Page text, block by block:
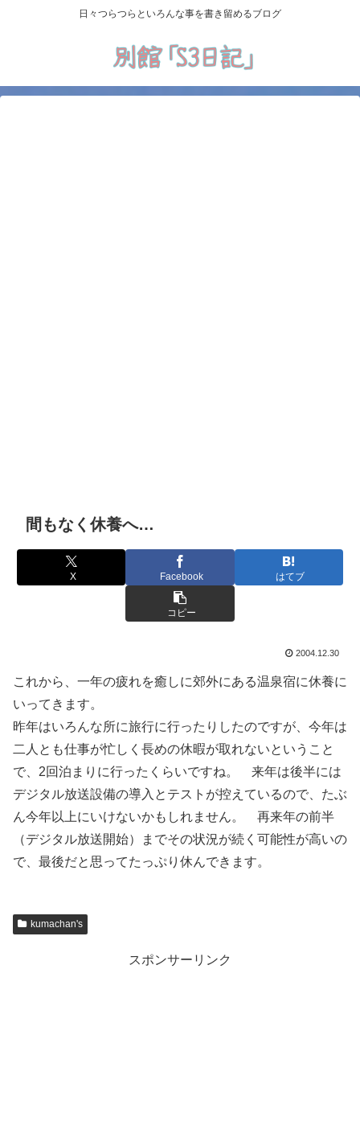
日々つらつらといろんな事を書き留めるブログ
間もなく休養へ…
X Facebook はてブ
コピー
2004.12.30
これから、一年の疲れを癒しに郊外にある温泉宿に休養に
いってきます。
昨年はいろんな所に旅行に行ったりしたのですが、今年は
二人とも仕事が忙しく長めの休暇が取れないということ
で、2回泊まりに行ったくらいですね。 来年は後半には
デジタル放送設備の導入とテストが控えているので、たぶ
ん今年以上にいけないかもしれません。 再来年の前半
（デジタル放送開始）までその状況が続く可能性が高いの
で、最後だと思ってたっぷり休んできます。
kumachan's
スポンサーリンク